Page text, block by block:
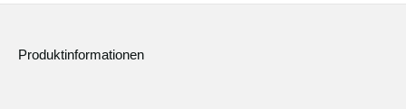
Produktinformationen